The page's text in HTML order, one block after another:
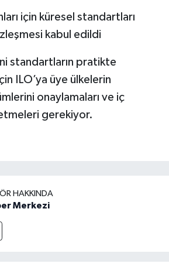
standartların pratikte
ILO’ya üye ülkelerin
onaylamaları ve iç
gerekiyor.
HAKKINDA
Merkezi